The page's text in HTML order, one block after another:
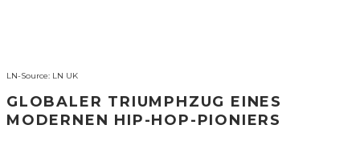
LN-Source: LN UK
GLOBALER TRIUMPHZUG EINES
MODERNEN HIP-HOP-PIONIERS